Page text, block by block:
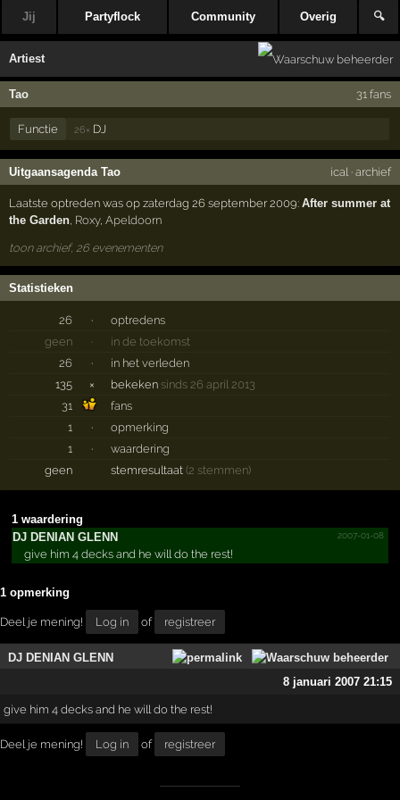
Jij Partyflock Community Overig 🔍
Artiest
Tao 31 fans
Functie 26× DJ
Uitgaansagenda Tao ical· archief
Laatste optreden was op zaterdag 26 september 2009:After summer at
the Garden Roxy,Apeldoorn
toon archief, 26 evenementen
Statistieken
26 ·
optredens
geen
·
in de toekomst
26
·
in het verleden
135
× bekeken sinds 26 april 2013
31
fans
1
·
opmerking
1
·
waardering
geen
stemresultaat(2 stemmen)
1 waardering
DJ DENIAN GLENN
2007-01-08
give him 4 decks and he will do the rest!
1 opmerking
Deel je mening! Log in of registreer
DJ DENIAN GLENN
8 januari 2007 21:15
give him 4 decks and he will do the rest!
Deel je mening! Log in of registreer